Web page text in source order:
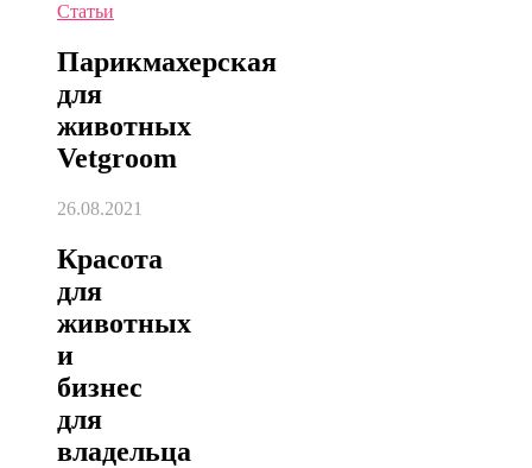
Статьи
Парикмахерская
для
животных
Vetgroom
26.08.2021
Красота
для
животных
и
бизнес
для
владельца